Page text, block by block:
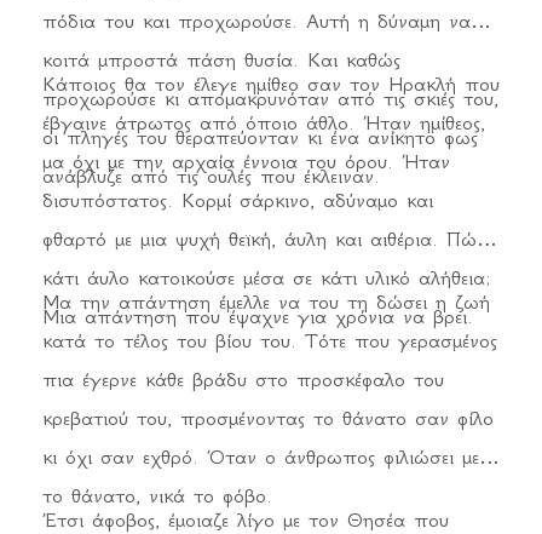
πόδια του και προχωρούσε. Αυτή η δύναμη να
κοιτά μπροστά πάση θυσία. Και καθώς
προχωρούσε κι απομακρυνόταν από τις σκιές του,
οι πληγές του θεραπεύονταν κι ένα ανίκητο φως
ανάβλυζε από τις ουλές που έκλειναν.
Κάποιος θα τον έλεγε ημίθεο σαν τον Ηρακλή που
έβγαινε άτρωτος από όποιο άθλο. Ήταν ημίθεος,
μα όχι με την αρχαία έννοια του όρου. Ήταν
δισυπόστατος. Κορμί σάρκινο, αδύναμο και
φθαρτό με μια ψυχή θεϊκή, άυλη και αιθέρια. Πώς
κάτι άυλο κατοικούσε μέσα σε κάτι υλικό αλήθεια;
Μια απάντηση που έψαχνε για χρόνια να βρει.
Μα την απάντηση έμελλε να του τη δώσει η ζωή
κατά το τέλος του βίου του. Τότε που γερασμένος
πια έγερνε κάθε βράδυ στο προσκέφαλο του
κρεβατιού του, προσμένοντας το θάνατο σαν φίλο
κι όχι σαν εχθρό. Όταν ο άνθρωπος φιλιώσει με
το θάνατο, νικά το φόβο.
Έτσι άφοβος, έμοιαζε λίγο με τον Θησέα που